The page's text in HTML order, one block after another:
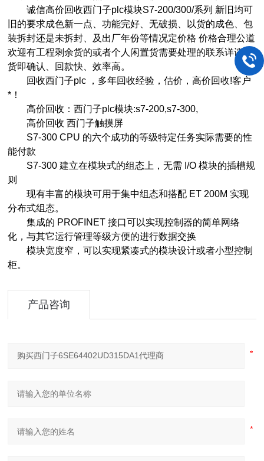
诚信高价回收西门子plc模块S7-200/300/系列 新旧均可
旧的要求成色新一点、功能完好、无破损、以货的成色、包
装拆封还是未拆封、及出厂年份等情况定价格 价格合理公道
欢迎有工程剩余货的或者个人闲置货需要处理的联系详谈 到
货即确认、回款快、效率高。
回收西门子plc ，多年回收经验，估价，高价回收!客户
*！
高价回收：西门子plc模块:s7-200,s7-300,
高价回收 西门子触摸屏
S7-300 CPU 的六个成功的等级特定任务实际需要的性
能付款
S7-300 建立在模块式的组态上，无需 I/O 模块的插槽规
则
现有丰富的模块可用于集中组态和搭配 ET 200M 实现
分布式组态。
集成的 PROFINET 接口可以实现控制器的简单网络
化，与其它运行管理等级方便的进行数据交换
模块宽度窄，可以实现紧凑式的模块设计或者小型控制
柜。
产品咨询